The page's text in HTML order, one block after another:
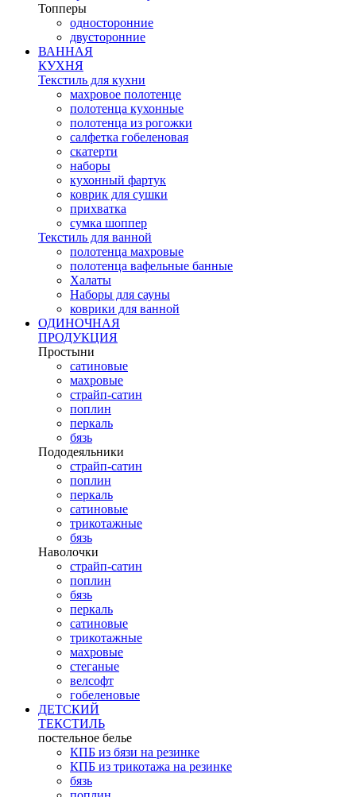
Топперы
односторонние
двусторонние
ВАННАЯ
КУХНЯ
Текстиль для кухни
махровое полотенце
полотенца кухонные
полотенца из рогожки
салфетка гобеленовая
скатерти
наборы
кухонный фартук
коврик для сушки
прихватка
cумка шоппер
Текстиль для ванной
полотенца махровые
полотенца вафельные банные
Халаты
Наборы для сауны
коврики для ванной
ОДИНОЧНАЯ
ПРОДУКЦИЯ
Простыни
сатиновые
махровые
страйп-сатин
поплин
перкаль
бязь
Пододеяльники
страйп-сатин
поплин
перкаль
сатиновые
трикотажные
бязь
Наволочки
страйп-сатин
поплин
бязь
перкаль
сатиновые
трикотажные
махровые
стеганые
велсофт
гобеленовые
ДЕТСКИЙ
ТЕКСТИЛЬ
постельное белье
КПБ из бязи на резинке
КПБ из трикотажа на резинке
бязь